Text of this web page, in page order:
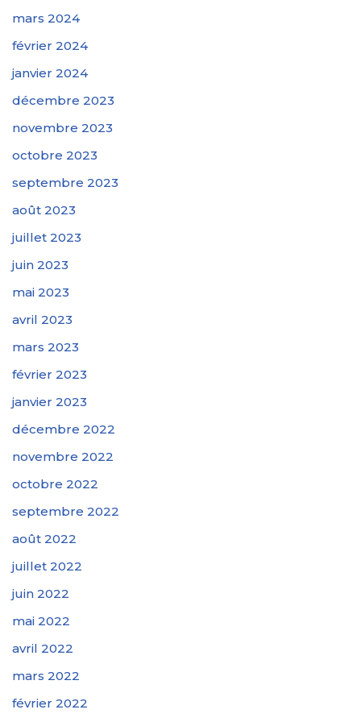
mars 2024
février 2024
janvier 2024
décembre 2023
novembre 2023
octobre 2023
septembre 2023
août 2023
juillet 2023
juin 2023
mai 2023
avril 2023
mars 2023
février 2023
janvier 2023
décembre 2022
novembre 2022
octobre 2022
septembre 2022
août 2022
juillet 2022
juin 2022
mai 2022
avril 2022
mars 2022
février 2022